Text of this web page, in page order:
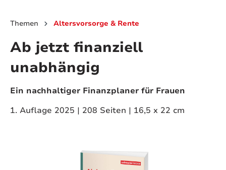
Themen Altersvorsorge & Rente
Ab jetzt finanziell
unabhängig
Ein nachhaltiger Finanzplaner für Frauen
1. Auflage 2025 | 208 Seiten | 16,5 x 22 cm
Bildergalerie überspringen